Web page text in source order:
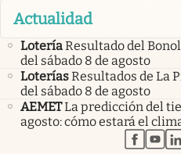
Actualidad
LoteríaResultado del
del sábado 8 de agosto
LoteríasResultados de La
del sábado 8 de agosto
AEMETLa predicción del
agosto: cómo estará el
abre